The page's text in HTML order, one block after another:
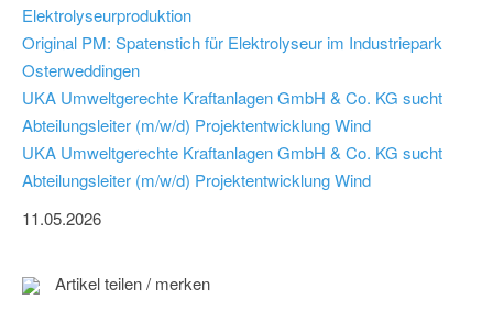
Elektrolyseurproduktion
Original PM: Spatenstich für Elektrolyseur im Industriepark
Osterweddingen
UKA Umweltgerechte Kraftanlagen GmbH & Co. KG sucht
Abteilungsleiter (m/w/d) Projektentwicklung Wind
UKA Umweltgerechte Kraftanlagen GmbH & Co. KG sucht
Abteilungsleiter (m/w/d) Projektentwicklung Wind
11.05.2026
Artikel teilen / merken